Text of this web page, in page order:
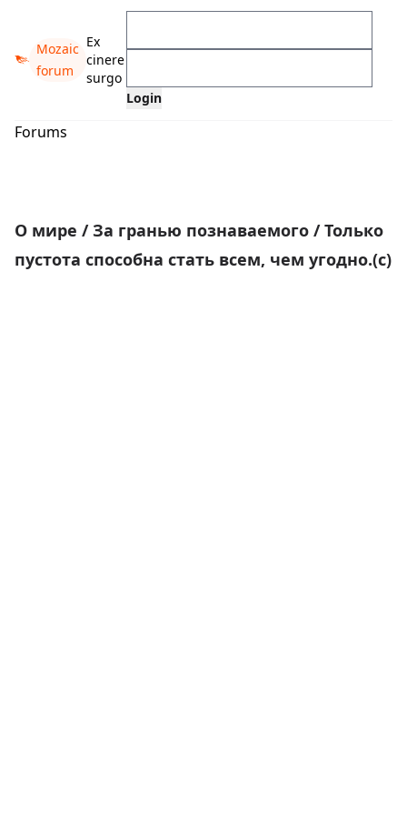
Mozaic
forum
Ex
cinere
surgo
Forums
О мире / За гранью познаваемого /Только
пустота способна стать всем, чем угодно.(с)